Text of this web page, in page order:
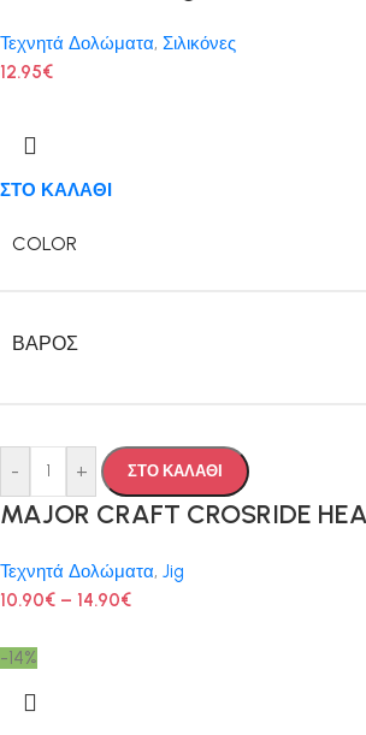
Τεχνητά Δολώματα, Σιλικόνες
12.95€
ΣΤΟ ΚΑΛΑΘΙ
COLOR
ΒΆΡΟΣ
- + ΣΤΟ ΚΑΛΑΘΙ
MAJOR CRAFT CROSRIDE
Τεχνητά Δολώματα, Jig
10.90€ – 14.90€
-14%